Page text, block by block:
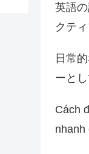
英語
クテ
日常
ーと
Cách
nhanh